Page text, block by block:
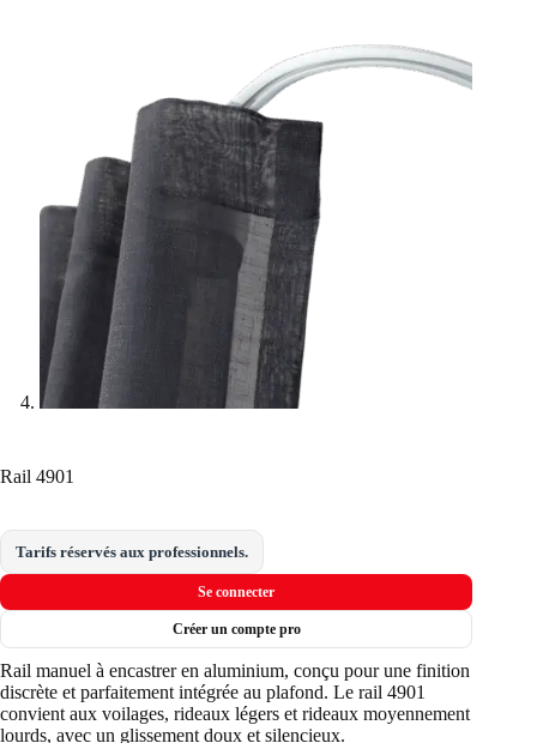
Rail 4901
Tarifs réservés aux professionnels.
Se connecter
Créer un compte pro
Rail manuel à encastrer en aluminium, conçu pour une finition
discrète et parfaitement intégrée au plafond. Le rail 4901
convient aux voilages, rideaux légers et rideaux moyennement
lourds, avec un glissement doux et silencieux.